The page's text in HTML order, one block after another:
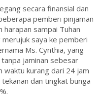
secara finansial dan
pemberi pinjaman
harapan sampai Tuhan
saya ke pemberi
Ms. Cynthia, yang
jaminan sebesar
waktu kurang dari 24 jam
dan tingkat bunga